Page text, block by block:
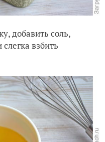
добавить соль,
взбить